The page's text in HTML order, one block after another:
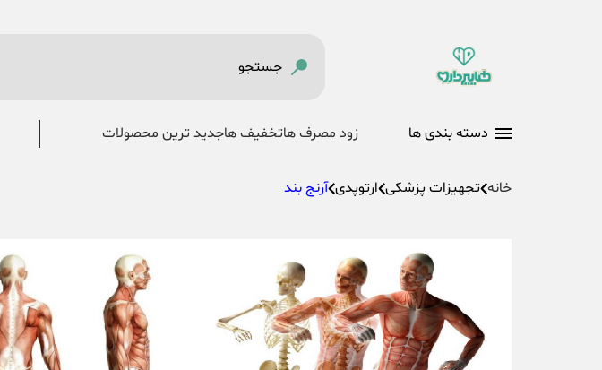
دسته بندی ها زود مصرف هاتخفیف هاجدید ترین محصولات
خانه تجهیزات پزشکی ارتوپدی آرنج بند